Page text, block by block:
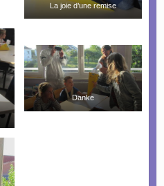
La joie d’une remise
Danke